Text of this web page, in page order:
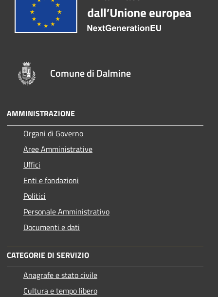
Comune di Dalmine
AMMINISTRAZIONE
Organi di Governo
Aree Amministrative
Uffici
Enti e fondazioni
Politici
Personale Amministrativo
Documenti e dati
CATEGORIE DI SERVIZIO
Anagrafe e stato civile
Cultura e tempo libero